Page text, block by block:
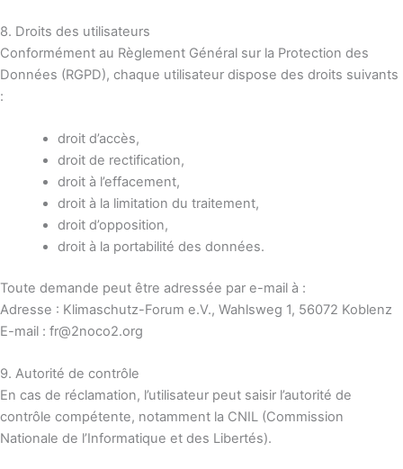
8. Droits des utilisateurs
Conformément au Règlement Général sur la Protection des
Données (RGPD), chaque utilisateur dispose des droits suivants
:
droit d’accès,
droit de rectification,
droit à l’effacement,
droit à la limitation du traitement,
droit d’opposition,
droit à la portabilité des données.
Toute demande peut être adressée par e-mail à :
Adresse : Klimaschutz-Forum e.V., Wahlsweg 1, 56072 Koblenz
E-mail : fr@2noco2.org
9. Autorité de contrôle
En cas de réclamation, l’utilisateur peut saisir l’autorité de
contrôle compétente, notamment la CNIL (Commission
Nationale de l’Informatique et des Libertés).